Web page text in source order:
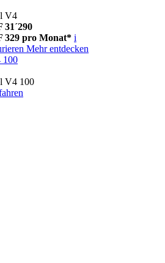
V4
31´290
329 pro Monat* i
Mehr entdecken
100
V4 100